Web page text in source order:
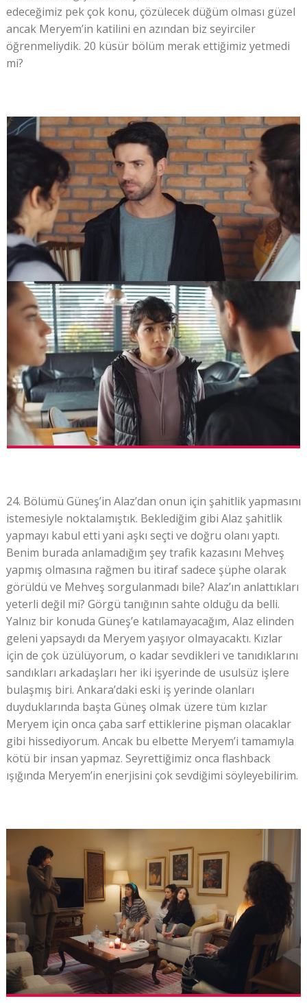
edeceğimiz pek çok konu, çözülecek düğüm olması güzel
ancak Meryem’in katilini en azından biz seyirciler
öğrenmeliydik. 20 küsür bölüm merak ettiğimiz yetmedi
mi?
24. Bölümü Güneş’in Alaz’dan onun için şahitlik yapmasını
istemesiyle noktalamıştık. Beklediğim gibi Alaz şahitlik
yapmayı kabul etti yani aşkı seçti ve doğru olanı yaptı.
Benim burada anlamadığım şey trafik kazasını Mehveş
yapmış olmasına rağmen bu itiraf sadece şüphe olarak
görüldü ve Mehveş sorgulanmadı bile? Alaz’ın anlattıkları
yeterli değil mi? Görgü tanığının sahte olduğu da belli.
Yalnız bir konuda Güneş’e katılamayacağım, Alaz elinden
geleni yapsaydı da Meryem yaşıyor olmayacaktı. Kızlar
için de çok üzülüyorum, o kadar sevdikleri ve tanıdıklarını
sandıkları arkadaşları her iki işyerinde de usulsüz işlere
bulaşmış biri. Ankara’daki eski iş yerinde olanları
duyduklarında başta Güneş olmak üzere tüm kızlar
Meryem için onca çaba sarf ettiklerine pişman olacaklar
gibi hissediyorum. Ancak bu elbette Meryem’i tamamıyla
kötü bir insan yapmaz. Seyrettiğimiz onca flashback
ışığında Meryem’in enerjisini çok sevdiğimi söyleyebilirim.